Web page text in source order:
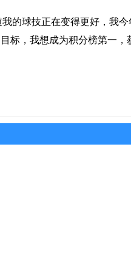
的球技正在变得更好，我今
标，我想成为积分榜第一，